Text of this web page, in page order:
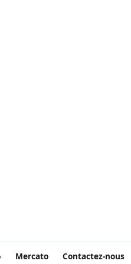
Mercato Contactez-nous